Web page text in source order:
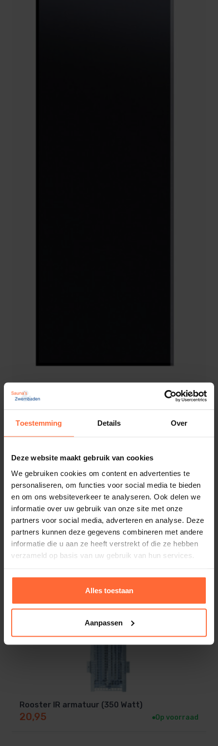
Toestemming Details Over
Deze website maakt gebruik van cookies
We gebruiken cookies om content en advertenties te
personaliseren, om functies voor social media te bieden
en om ons websiteverkeer te analyseren. Ook delen we
informatie over uw gebruik van onze site met onze
partners voor social media, adverteren en analyse. Deze
partners kunnen deze gegevens combineren met andere
informatie die u aan ze heeft verstrekt of die ze hebben
verzameld op basis van uw gebruik van hun services.
Alles toestaan
Aanpassen
Robax filter lang
Rooster IR armatuur (350 Watt)
20,95 Op voorraad